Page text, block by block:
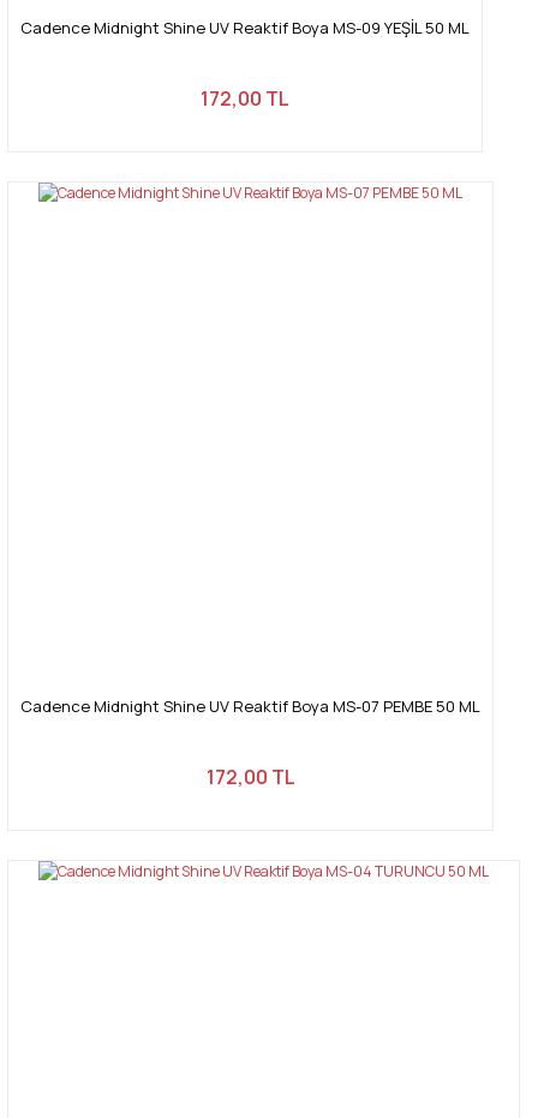
Cadence Midnight Shine UV Reaktif Boya MS-09 YEŞİL 50 ML
172,00 TL
Cadence Midnight Shine UV Reaktif Boya MS-07 PEMBE 50 ML
172,00 TL